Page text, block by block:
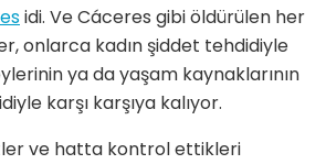
idi. Ve Cáceres gibi öldürülen her
onlarca kadın şiddet tehdidiyle
ya da yaşam kaynaklarının
karşı karşıya kalıyor.
ve hatta kontrol ettikleri